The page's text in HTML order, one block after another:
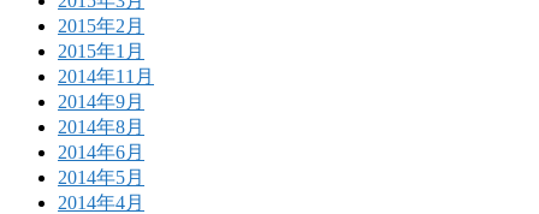
2015年2月
2015年1月
2014年11月
2014年9月
2014年8月
2014年6月
2014年5月
2014年4月